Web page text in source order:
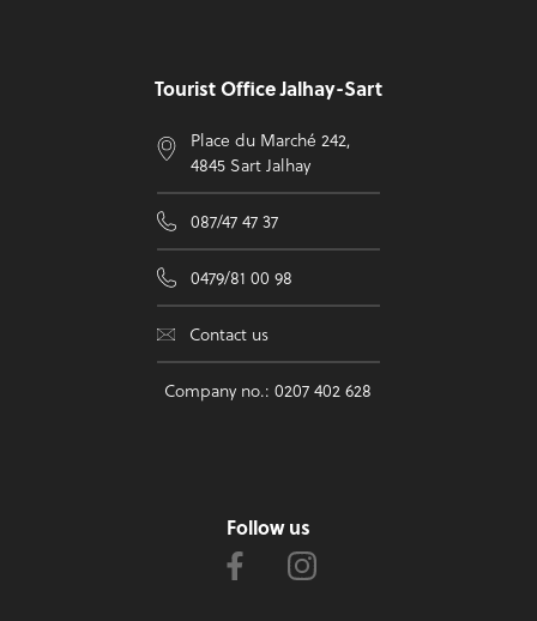
Tourist Office Jalhay-Sart
Place du Marché 242,
4845 Sart Jalhay
087/47 47 37
0479/81 00 98
Contact us
Company no.: 0207 402 628
Follow us